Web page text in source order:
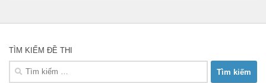
TÌM KIẾM ĐỀ THI
Tìm